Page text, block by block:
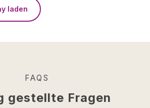
laden
FAQS
gestellte Fragen